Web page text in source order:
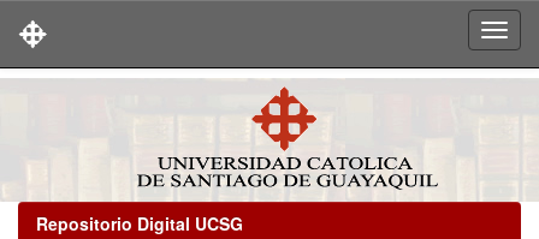
Repositorio Digital UCSG